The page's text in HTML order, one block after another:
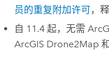
员的重复附加许可，
自 11.4 起，无需
ArcGIS Drone2Map